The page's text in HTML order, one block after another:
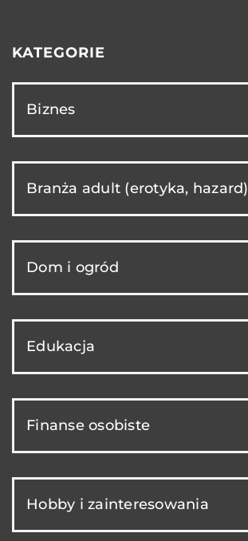
KATEGORIE
Biznes
Branża adult (erotyka, hazard)
Dom i ogród
Edukacja
Finanse osobiste
Hobby i zainteresowania